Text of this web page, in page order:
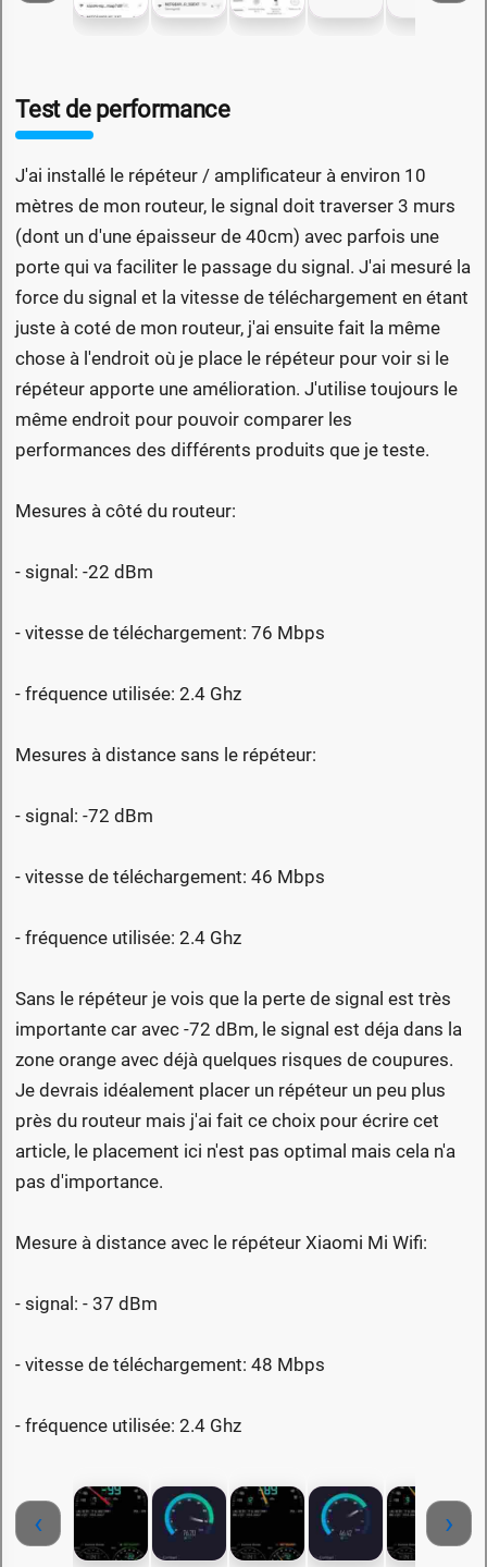
Test de performance
J'ai installé le répéteur / amplificateur à environ 10
mètres de mon routeur, le signal doit traverser 3 murs
(dont un d'une épaisseur de 40cm) avec parfois une
porte qui va faciliter le passage du signal. J'ai mesuré la
force du signal et la vitesse de téléchargement en étant
juste à coté de mon routeur, j'ai ensuite fait la même
chose à l'endroit où je place le répéteur pour voir si le
répéteur apporte une amélioration. J'utilise toujours le
même endroit pour pouvoir comparer les
performances des différents produits que je teste.
Mesures à côté du routeur:
- signal: -22 dBm
- vitesse de téléchargement: 76 Mbps
- fréquence utilisée: 2.4 Ghz
Mesures à distance sans le répéteur:
- signal: -72 dBm
- vitesse de téléchargement: 46 Mbps
- fréquence utilisée: 2.4 Ghz
Sans le répéteur je vois que la perte de signal est très
importante car avec -72 dBm, le signal est déja dans la
zone orange avec déjà quelques risques de coupures.
Je devrais idéalement placer un répéteur un peu plus
près du routeur mais j'ai fait ce choix pour écrire cet
article, le placement ici n'est pas optimal mais cela n'a
pas d'importance.
Mesure à distance avec le répéteur Xiaomi Mi Wifi:
- signal: - 37 dBm
- vitesse de téléchargement: 48 Mbps
- fréquence utilisée: 2.4 Ghz
‹ ›